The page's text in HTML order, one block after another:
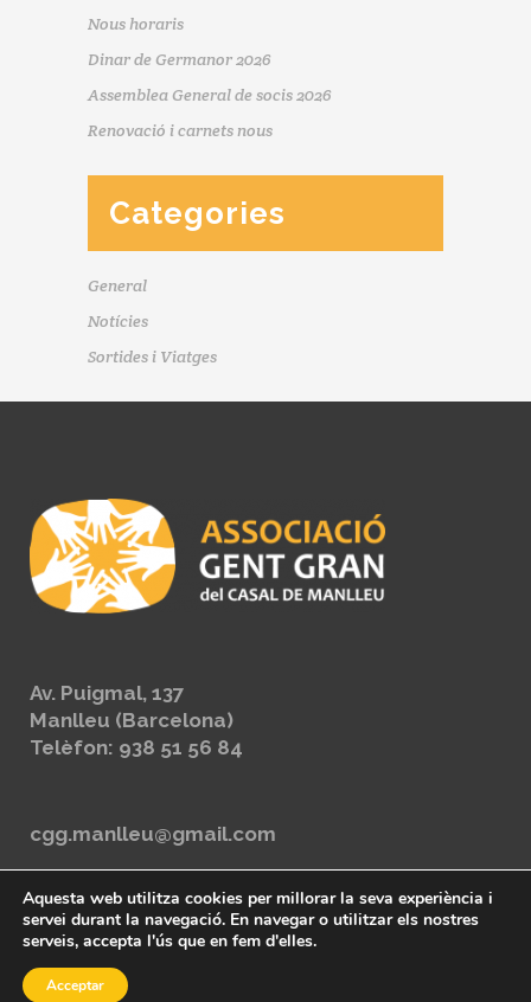
Nous horaris
Dinar de Germanor 2026
Assemblea General de socis 2026
Renovació i carnets nous
Categories
General
Notícies
Sortides i Viatges
Av. Puigmal, 137
Manlleu (Barcelona)
Telèfon: 938 51 56 84
cgg.manlleu@gmail.com
Protecció de dades
Aquesta web utilitza cookies per millorar la seva experiència i
servei durant la navegació. En navegar o utilitzar els nostres
serveis, accepta l'ús que en fem d'elles.
Acceptar